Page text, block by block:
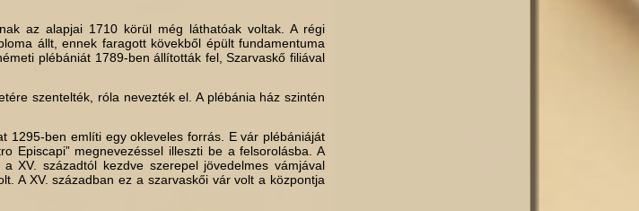
az alapjai 1710 körül még láthatóak voltak. A régi
állt, ennek faragott kövekből épült fundamentuma
plébániát 1789-ben állították fel, Szarvaskő filiával
szentelték, róla nevezték el. A plébánia ház szintén
1295-ben említi egy okleveles forrás. E vár plébániáját
Episcapi” megnevezéssel illeszti be a felsorolásba. A
XV. századtól kezdve szerepel jövedelmes vámjával
A XV. században ez a szarvaskői vár volt a központja